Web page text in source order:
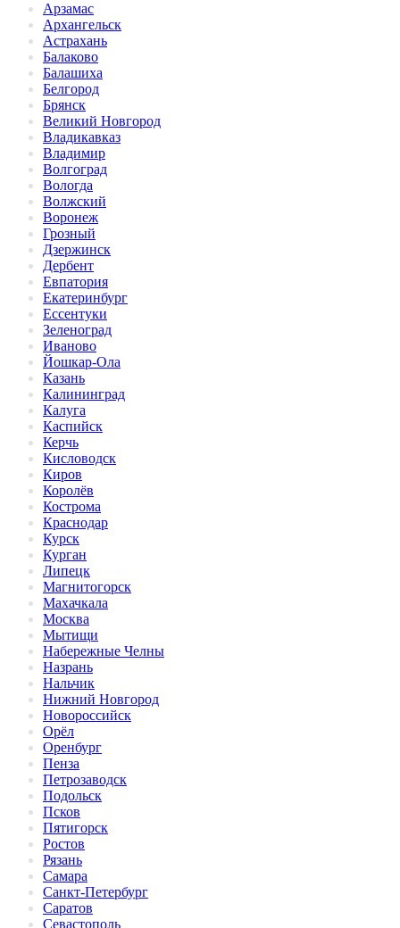
Арзамас
Архангельск
Астрахань
Балаково
Балашиха
Белгород
Брянск
Великий Новгород
Владикавказ
Владимир
Волгоград
Вологда
Волжский
Воронеж
Грозный
Дзержинск
Дербент
Евпатория
Екатеринбург
Ессентуки
Зеленоград
Иваново
Йошкар-Ола
Казань
Калининград
Калуга
Каспийск
Керчь
Кисловодск
Киров
Королёв
Кострома
Краснодар
Курск
Курган
Липецк
Магнитогорск
Махачкала
Москва
Мытищи
Набережные Челны
Назрань
Нальчик
Нижний Новгород
Новороссийск
Орёл
Оренбург
Пенза
Петрозаводск
Подольск
Псков
Пятигорск
Ростов
Рязань
Самара
Санкт-Петербург
Саратов
Севастополь